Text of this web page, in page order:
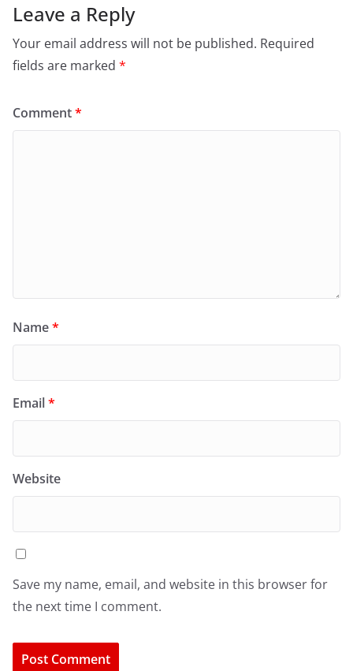
Leave a Reply
Your email address will not be published. Required
fields are marked *
Comment*
Name*
Email*
Website
Save my name, email, and website in this browser for
the next time I comment.